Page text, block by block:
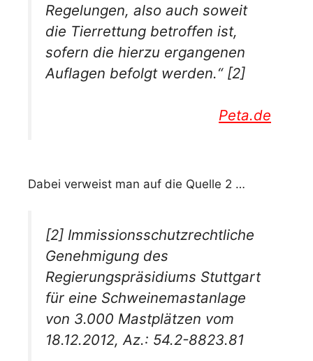
Regelungen, also auch soweit
die Tierrettung betroffen ist,
sofern die hierzu ergangenen
Auflagen befolgt werden.“ [2]
Peta.de
Dabei verweist man auf die Quelle 2 …
[2] Immissionsschutzrechtliche
Genehmigung des
Regierungspräsidiums Stuttgart
für eine Schweinemastanlage
von 3.000 Mastplätzen vom
18.12.2012, Az.: 54.2-8823.81